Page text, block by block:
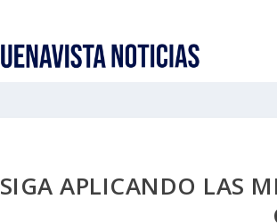
SIGA APLICANDO LAS